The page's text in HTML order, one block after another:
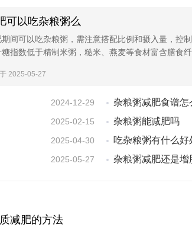
可以吃杂粮粥么
期间可以吃杂粮粥，需注意搭配比例和摄入量，控
指数低于精制米粥，糙米、燕麦等食材富含膳食
2025-05-27
2024-12-29 杂粮粥减肥食谱怎
2025-02-15 杂粮粥能减肥吗
2025-04-30 吃杂粮粥有什么好处
2025-05-27 杂粮粥减肥还是增
减肥的方法